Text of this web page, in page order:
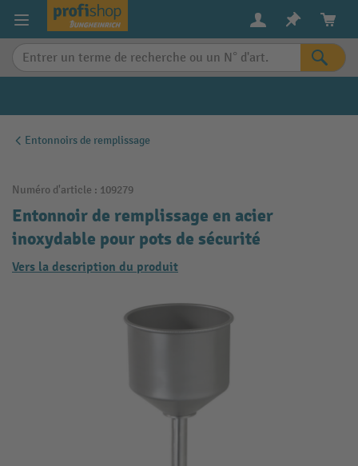
content
Entonnoirs de remplissage
Numéro d'article : 109279
Entonnoir de remplissage en acier
inoxydable pour pots de sécurité
Vers la description du produit